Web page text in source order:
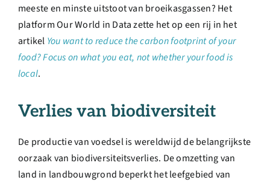
meeste en minste uitstoot van broeikasgassen? Het
platform Our World in Data zette het op een rij in het
artikel You want to reduce the carbon footprint of your
food? Focus on what you eat, not whether your food is
local.
Verlies van biodiversiteit
De productie van voedsel is wereldwijd de belangrijkste
oorzaak van biodiversiteitsverlies. De omzetting van
land in landbouwgrond beperkt het leefgebied van